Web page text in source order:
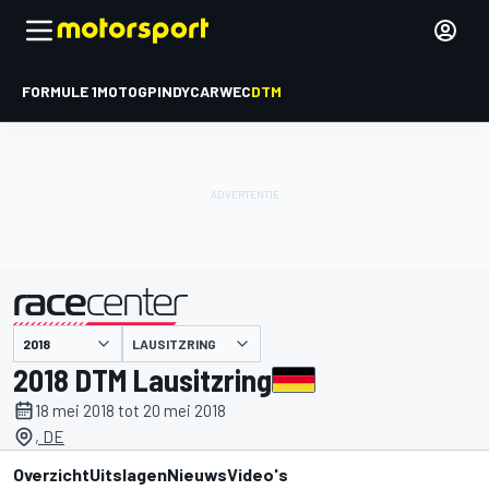
FORMULE 1MOTOGPINDYCARWECDTM
gepresenteerd door LAUSITZRING
2018 DTM Lausitzring
18 mei 2018 tot 20 mei 2018
, DE
OverzichtUitslagenNieuwsVideo's